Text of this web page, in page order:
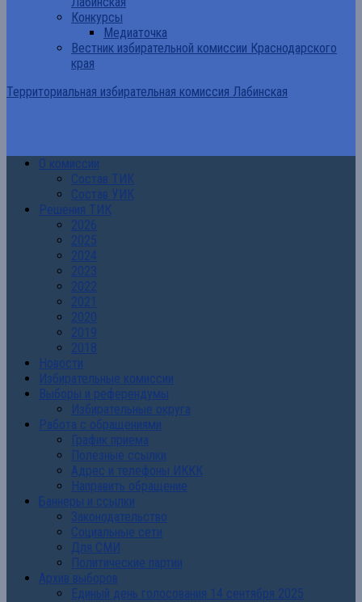
Конкурсы
Медиаточка
Вестник избирательной комиссии Краснодарского
края
Территориальная избирательная комиссия Лабинская
О комиссии
Состав ТИК
Состав УИК
Решения ТИК
2026
2025
2024
2023
2022
2021
2020
2019
2018
Новости
Избирательные комиссии
Выборы и референдумы
Избирательные округа
Работа с обращениями
График приема
Полезные ссылки
Адрес и телефоны ИККК
Направить обращение
Баннеры и ссылки
Законодательство
Социальные сети
Для СМИ
Политические партии
Архив выборов
Единый день голосования 14 сентября 2025